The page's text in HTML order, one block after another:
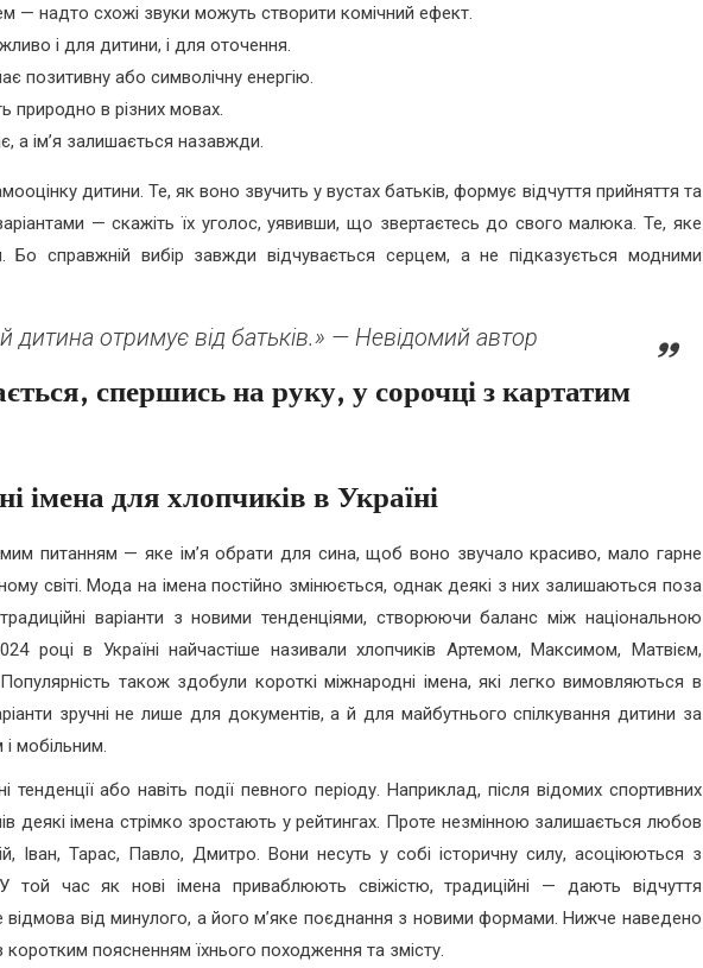
— надто схожі звуки можуть створити комічний ефект.
і для дитини, і для оточення.
позитивну або символічну енергію.
природно в різних мовах.
а ім’я залишається назавжди.
дитини. Те, як воно звучить у вустах батьків, формує відчуття прийняття та
— скажіть їх уголос, уявивши, що звертаєтесь до свого малюка. Те, яке
справжній вибір завжди відчувається серцем, а не підказується модними
дитина отримує від батьків.» — Невідомий автор
імена для хлопчиків в Україні
питанням — яке ім’я обрати для сина, щоб воно звучало красиво, мало гарне
світі. Мода на імена постійно змінюється, однак деякі з них залишаються поза
варіанти з новими тенденціями, створюючи баланс між національною
році в Україні найчастіше називали хлопчиків Артемом, Максимом, Матвієм,
також здобули короткі міжнародні імена, які легко вимовляються в
зручні не лише для документів, а й для майбутнього спілкування дитини за
мобільним.
тенденції або навіть події певного періоду. Наприклад, після відомих спортивних
деякі імена стрімко зростають у рейтингах. Проте незмінною залишається любов
Іван, Тарас, Павло, Дмитро. Вони несуть у собі історичну силу, асоціюються з
той час як нові імена приваблюють свіжістю, традиційні — дають відчуття
від минулого, а його м’яке поєднання з новими формами. Нижче наведено
коротким поясненням їхнього походження та змісту.